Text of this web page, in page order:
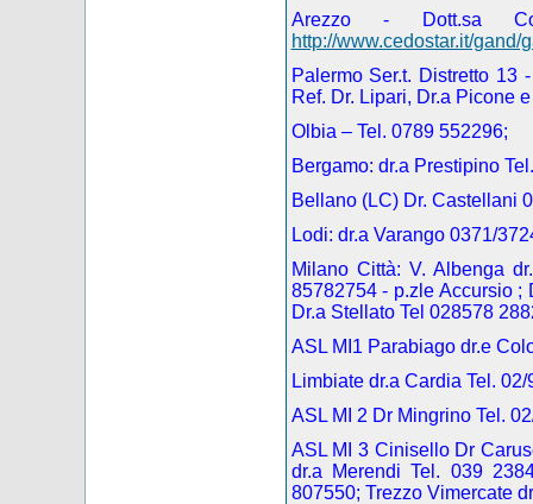
Arezzo - Dott.sa
http://www.cedostar.it/gand/
Palermo Ser.t. Distretto 13
Ref. Dr. Lipari, Dr.a Picone
Olbia – Tel. 0789 552296;
Bergamo: dr.a Prestipino
Bellano (LC) Dr. Castellani
Lodi: dr.a Varango 0371/
Milano Città: V. Albenga
85782754 - p.zle Accursio ;
Dr.a Stellato Tel 028578
ASL MI1 Parabiago dr.e
Limbiate dr.a Cardia Tel.
ASL MI 2 Dr Mingrino Tel.
ASL MI 3 Cinisello Dr
dr.a Merendi Tel. 039
807550; Trezzo Vimercate